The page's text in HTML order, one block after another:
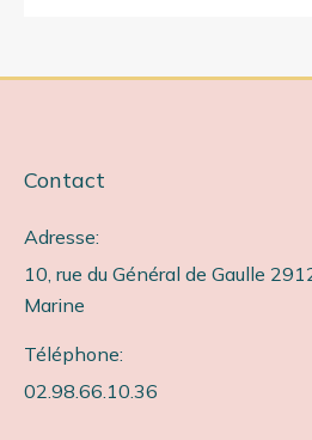
Contact
Adresse:
10, rue du Général de Gaulle
Marine
Téléphone:
02.98.66.10.36